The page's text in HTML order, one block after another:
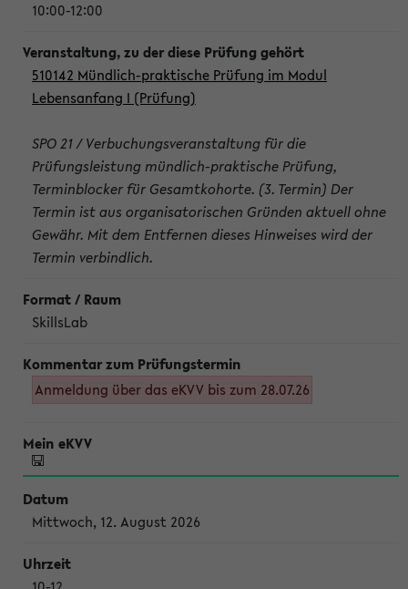
10:00-12:00
510142 Mündlich-praktische Prüfung im Modul
Lebensanfang I (Prüfung)
SPO 21 / Verbuchungsveranstaltung für die
Prüfungsleistung mündlich-praktische Prüfung,
Terminblocker für Gesamtkohorte. (3. Termin) Der
Termin ist aus organisatorischen Gründen aktuell ohne
Gewähr. Mit dem Entfernen dieses Hinweises wird der
Termin verbindlich.
SkillsLab
Anmeldung über das eKVV bis zum 28.07.26
Mittwoch, 12. August 2026